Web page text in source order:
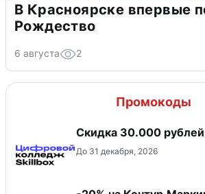
В Красноярске впервые
Рождество
6 августа 2
Промокоды
Скидка 30.000 рублей
До 31 декабря, 2026